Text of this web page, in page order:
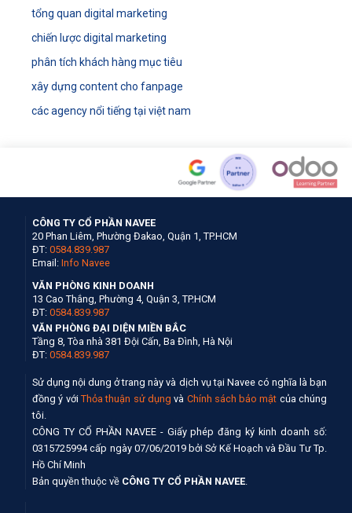
tổng quan digital marketing
chiến lược digital marketing
phân tích khách hàng mục tiêu
xây dựng content cho fanpage
các agency nổi tiếng tại việt nam
CÔNG TY CỔ PHẦN NAVEE
20 Phan Liêm, Phường Đakao, Quận 1, TP.HCM
ĐT: 0584.839.987
Email: Info Navee
VĂN PHÒNG KINH DOANH
13 Cao Thắng, Phường 4, Quận 3, TP.HCM
ĐT: 0584.839.987
VĂN PHÒNG ĐẠI DIỆN MIỀN BẮC
Tầng 8, Tòa nhà 381 Đội Cấn, Ba Đình, Hà Nội
ĐT: 0584.839.987
Sử dụng nội dung ở trang này và dịch vụ tại Navee có nghĩa là bạn
đồng ý với Thỏa thuận sử dụng và Chính sách bảo mật của chúng
tôi.
CÔNG TY CỔ PHẦN NAVEE - Giấy phép đăng ký kinh doanh số:
0315725994 cấp ngày 07/06/2019 bởi Sở Kế Hoạch và Đầu Tư Tp.
Hồ Chí Minh
Bản quyền thuộc về CÔNG TY CỔ PHẦN NAVEE